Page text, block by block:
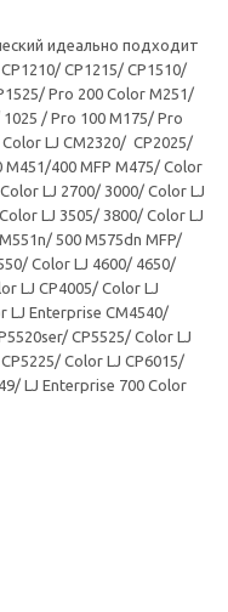
идеально подходит
CP1215/ CP1510/
Pro 200 Сolor M251/
1025 / Pro 100 M175/ Pro
LJ CM2320/ CP2025/
M451/400 MFP M475/ Color
LJ 2700/ 3000/ Color LJ
LJ 3505/ 3800/ Color LJ
500 M575dn MFP/
Color LJ 4600/ 4650/
LJ CP4005/ Color LJ
LJ Enterprise CM4540/
CP5525/ Color LJ
Color LJ CP6015/
LJ Enterprise 700 Color